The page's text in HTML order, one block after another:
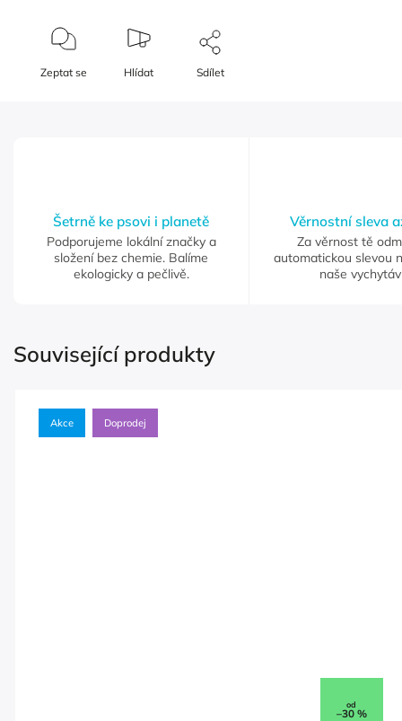
Zeptat se Hlídat Sdílet
Šetrně ke psovi i planetě
Podporujeme lokální značky a
složení bez chemie. Balíme
ekologicky a pečlivě.
Věrnostní sleva
Za věrnost tě
automatickou slevou
naše
Související produkty
Akce Doprodej
od
–30 %